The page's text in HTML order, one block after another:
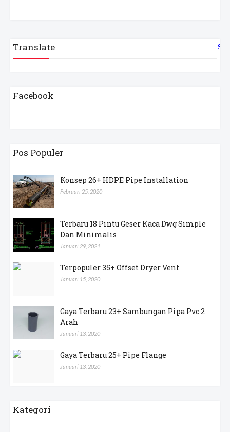
Translate
Facebook
Pos Populer
Konsep 26+ HDPE Pipe Installation
Februari 25, 2020
Terbaru 18 Pintu Geser Kaca Dwg Simple
Dan Minimalis
Januari 29, 2021
Terpopuler 35+ Offset Dryer Vent
Januari 15, 2020
Gaya Terbaru 23+ Sambungan Pipa Pvc 2
Arah
Januari 13, 2020
Gaya Terbaru 25+ Pipe Flange
Januari 13, 2020
Kategori